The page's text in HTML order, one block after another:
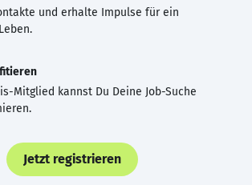
und erhalte Impulse für ein
Mitglied kannst Du Deine Job-Suche
Jetzt registrieren